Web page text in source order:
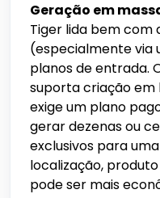
Geração em
Tiger lida bem com
(especialmente via
planos de entrada.
suporta criação
exige um plano
gerar dezenas ou
exclusivos para
localização,
pode ser mais